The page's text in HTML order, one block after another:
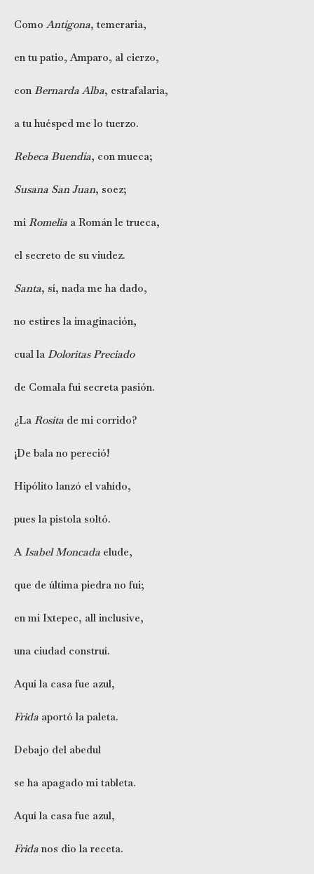
Como Antígona, temeraria,
en tu patio, Amparo, al cierzo,
con Bernarda Alba, estrafalaria,
a tu huésped me lo tuerzo.
Rebeca Buendía, con mueca;
Susana San Juan, soez;
mi Romelia a Román le trueca,
el secreto de su viudez.
Santa, sí, nada me ha dado,
no estires la imaginación,
cual la Doloritas Preciado
de Comala fui secreta pasión.
¿La Rosita de mi corrido?
¡De bala no pereció!
Hipólito lanzó el vahído,
pues la pistola soltó.
AIsabel Moncada elude,
que de última piedra no fui;
en mi Ixtepec, all inclusive,
una ciudad construí.
Aquí la casa fue azul,
Frida aportó la paleta.
Debajo del abedul
se ha apagado mi tableta.
Aquí la casa fue azul,
Fridanos dio la receta.